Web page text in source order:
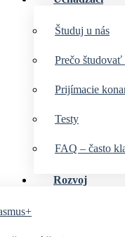
Študuj u nás
Prečo študovať
Prijímacie
Testy
FAQ – často
Rozvoj